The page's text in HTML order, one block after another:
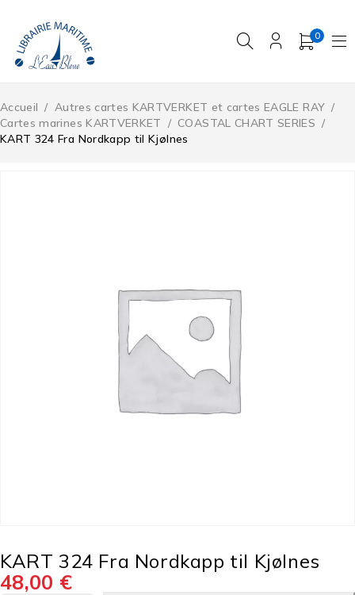
0
Accueil / Autres cartes KARTVERKET et cartes EAGLE RAY /
Cartes marines KARTVERKET / COASTAL CHART SERIES /
KART 324 Fra Nordkapp til Kjølnes
KART 324 Fra Nordkapp til Kjølnes
48,00 €